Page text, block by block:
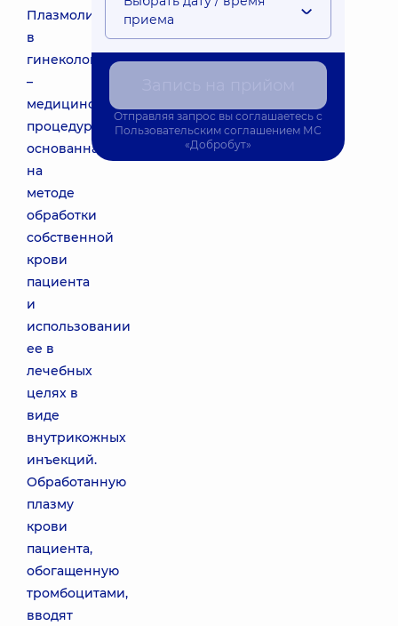
Плазмолифтинг
в
гинекологии
–
медицинская
процедура,
основанная
на
методе
обработки
собственной
крови
пациента
и
использовании
ее в
лечебных
целях в
виде
внутрикожных
инъекций.
Обработанную
плазму
крови
пациента,
обогащенную
тромбоцитами,
вводят
приема
Отправляя запрос вы соглашаетесь с
Пользовательским соглашением МС
«Добробут»